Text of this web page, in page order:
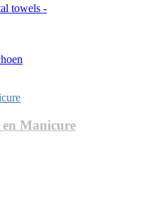
towels -
en Manicure